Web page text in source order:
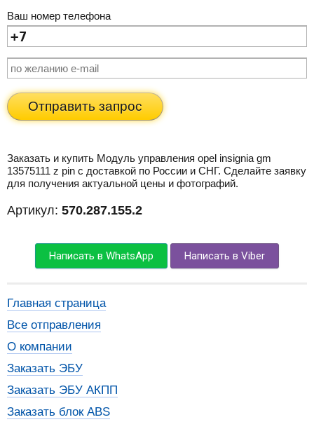
Ваш номер телефона
Отправить запрос
Заказать и купить Модуль управления opel insignia gm
13575111 z pin с доставкой по России и СНГ. Сделайте заявку
для получения актуальной цены и фотографий.
Артикул: 570.287.155.2
Написать в WhatsApp Написать в Viber
Главная страница
Все отправления
О компании
Заказать ЭБУ
Заказать ЭБУ АКПП
Заказать блок ABS